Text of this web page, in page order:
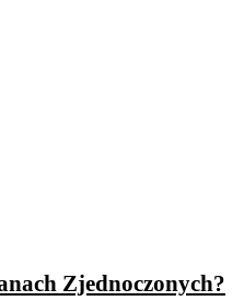
Zjednoczonych?